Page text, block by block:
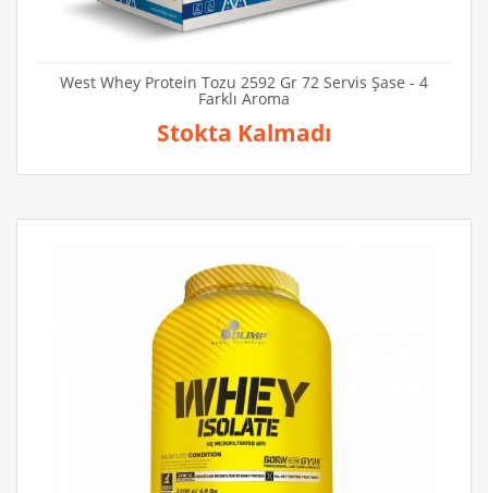
West Whey Protein Tozu 2592 Gr 72 Servis Şase - 4
Farklı Aroma
Stokta Kalmadı